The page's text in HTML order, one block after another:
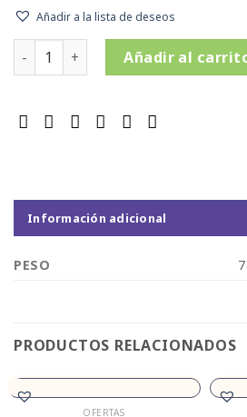
Añadir a la lista de deseos
PACK 06 Bots. + 01 Bot. Vino
Añadir al
Información adicional
PESO
PRODUCTOS RELACIONADOS
OFERTAS